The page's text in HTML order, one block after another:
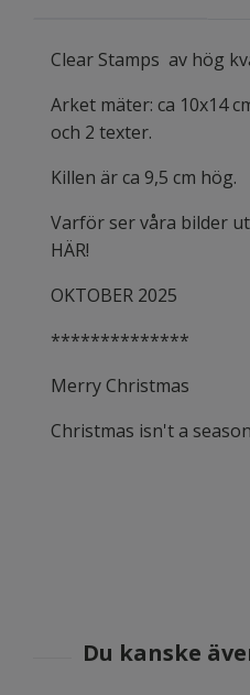
Clear Stamps av hög
Arket mäter: ca 10x14
och 2 texter.
Killen är ca 9,5 cm hög.
Varför ser våra bilder
HÄR!
OKTOBER 2025
**************
Merry Christmas
Christmas isn't a